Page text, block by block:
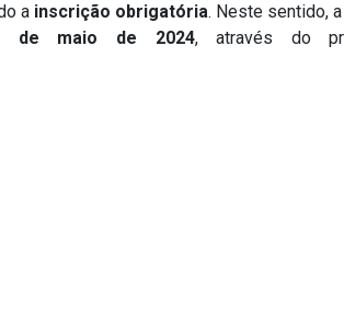
a inscrição obrigatória. Neste sentido,
de maio de 2024, através do